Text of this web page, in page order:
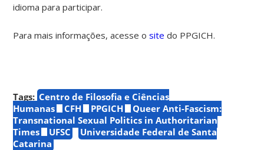
idioma para participar.
Para mais informações, acesse osite do PPGICH.
Tags: Centro de Filosofia e Ciências
Humanas
CFH PPGICH
Queer Anti-Fascism:
Transnational Sexual Politics in Authoritarian
Times
UFSC
Universidade Federal de Santa
Catarina